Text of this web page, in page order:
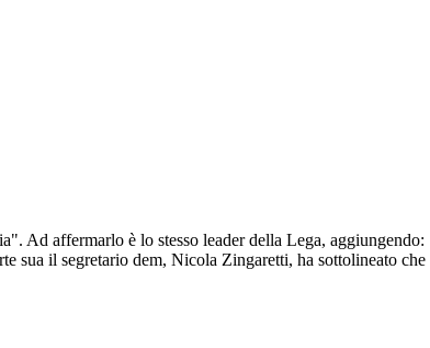
Ad affermarlo è lo stesso leader della Lega,
sua il segretario dem, Nicola Zingaretti, ha sottolineato